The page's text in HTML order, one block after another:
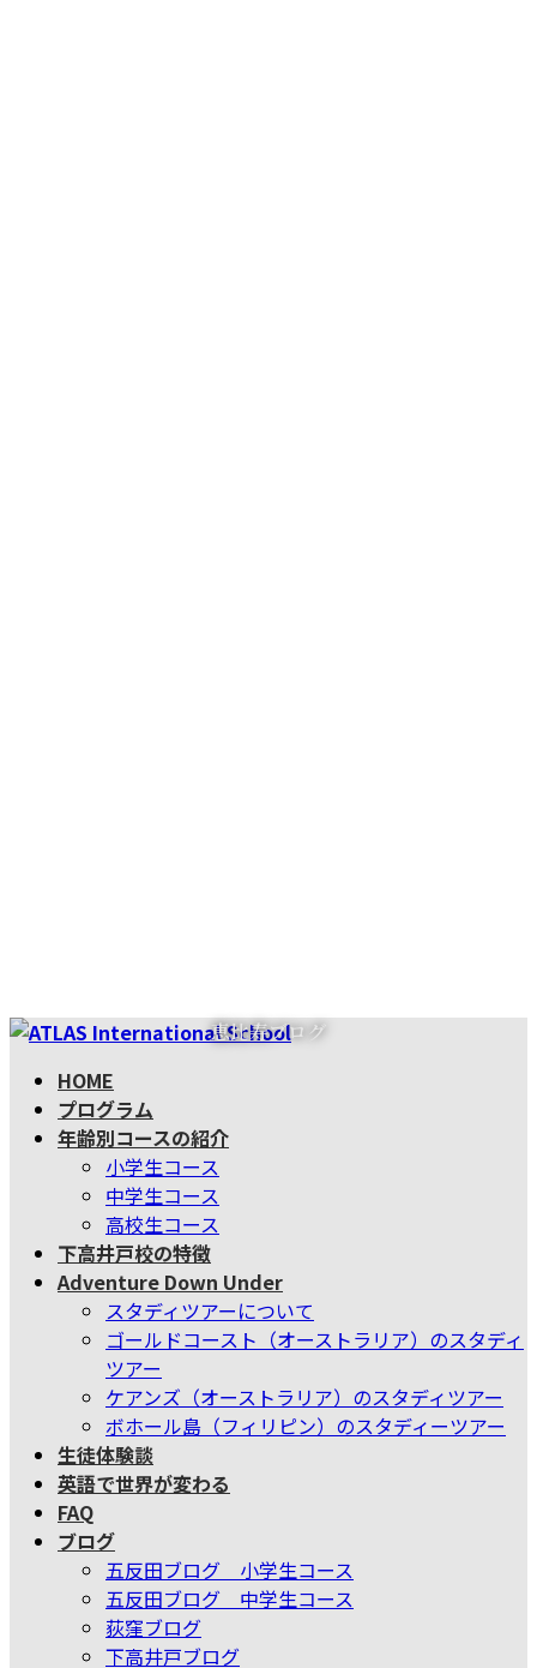
コ
ナ
HOME
プログラム
年齢別コースの紹介
小学生コース
中学生コース
高校生コース
下高井戸校の特徴
Adventure Down Under
スタディツアーについて
ゴールドコースト（オーストラリア）のスタディ
ツアー
ケアンズ（オーストラリア）のスタディツアー
ボホール島（フィリピン）のスタディーツアー
生徒体験談
英語で世界が変わる
FAQ
ブログ
五反田ブログ 小学生コース
五反田ブログ 中学生コース
荻窪ブログ
下高井戸ブログ
恵比寿ブログ